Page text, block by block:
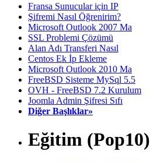
Fransa Sunucular için IP
Şifremi Nasıl Öğrenirim?
Microsoft Outlook 2007 Ma
SSL Problemi Çözümü
Alan Adı Transferi Nasıl
Centos Ek İp Ekleme
Microsoft Outlook 2010 Ma
FreeBSD Sisteme MySql 5.5
OVH - FreeBSD 7.2 Kurulum
Joomla Admin Şifresi Sıfı
Diğer Başlıklar»
Eğitim (Pop10)